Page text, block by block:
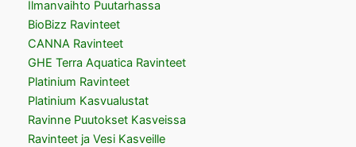
Ilmanvaihto Puutarhassa
BioBizz Ravinteet
CANNA Ravinteet
GHE Terra Aquatica Ravinteet
Platinium Ravinteet
Platinium Kasvualustat
Ravinne Puutokset Kasveissa
Ravinteet ja Vesi Kasveille